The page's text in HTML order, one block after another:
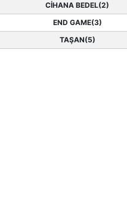
CİHANA BEDEL(2)
END GAME(3)
TAŞAN(5)